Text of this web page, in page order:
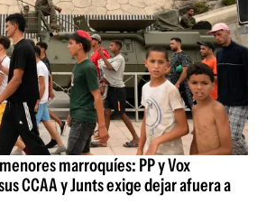
marroquíes: PP y Vox
CCAA y Junts exige dejar afuera a